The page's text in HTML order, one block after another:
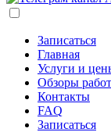
Записаться
Главная
Услуги и
Обзоры работ
Контакты
FAQ
Записаться